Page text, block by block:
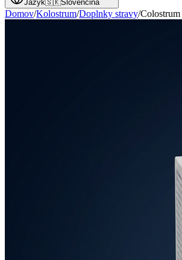
Jazyk🇸🇰Slovenčina
Domov/Kolostrum/Doplnky stravy/